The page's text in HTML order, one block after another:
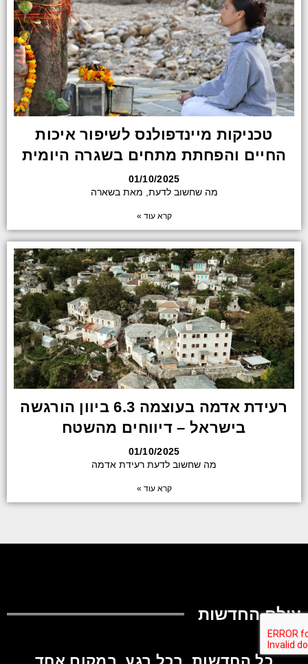
טכניקות מיינדפולנס לשיפור איכות
החיים והפחתת מתחים בשגרה היומית
01/10/2025
מה שחשוב לדעת, מאת בשארה
קרא עוד »
רעידת אדמה בעוצמה 6.3 ביוון הורגשה
בישראל – דיווחים מהשטח
01/10/2025
מה שחשוב לדעת רעידת אדמה
קרא עוד »
עולם החדשות